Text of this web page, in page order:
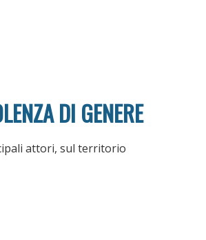
DI GENERE
attori, sul territorio